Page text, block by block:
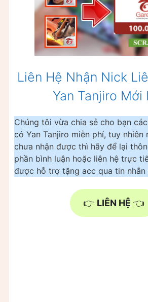
Liên Hệ Nhận Nick
Yan Tanjiro Mới
Chúng tôi vừa chia sẻ cho bạn
có Yan Tanjiro miễn phí, tuy nhiên
chưa nhận được thì hãy để lại
phần bình luận hoặc liên hệ trực
được hỗ trợ tặng acc qua tin nhắn
👉 LIÊN HỆ 👈